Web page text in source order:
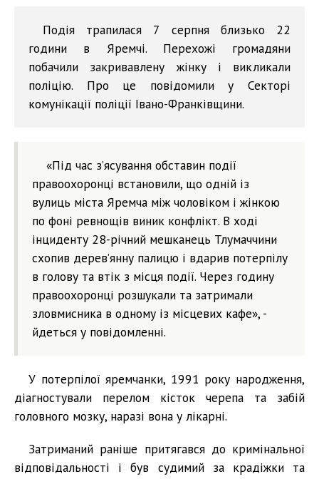
Подія трапилася 7 серпня близько 22
години в Яремчі. Перехожі громадяни
побачили закривавлену жінку і викликали
поліцію. Про це повідомили у Секторі
комунікації поліції Івано-Франківщини.
«Під час з’ясування обставин події
правоохоронці встановили, що одній із
вулиць міста Яремча між чоловіком і жінкою
по фоні ревнощів виник конфлікт. В ході
інциденту 28-річний мешканець Тлумаччини
схопив дерев’янну палицю і вдарив потерпілу
в голову та втік з місця події. Через годину
правоохоронці розшукали та затримали
зловмисника в одному із місцевих кафе», -
йдеться у повідомленні.
У потерпілої яремчанки, 1991 року народження,
діагностували перелом кісток черепа та забій
головного мозку, наразі вона у лікарні.
Затриманий раніше притягався до кримінальної
відповідальності і був судимий за крадіжки та